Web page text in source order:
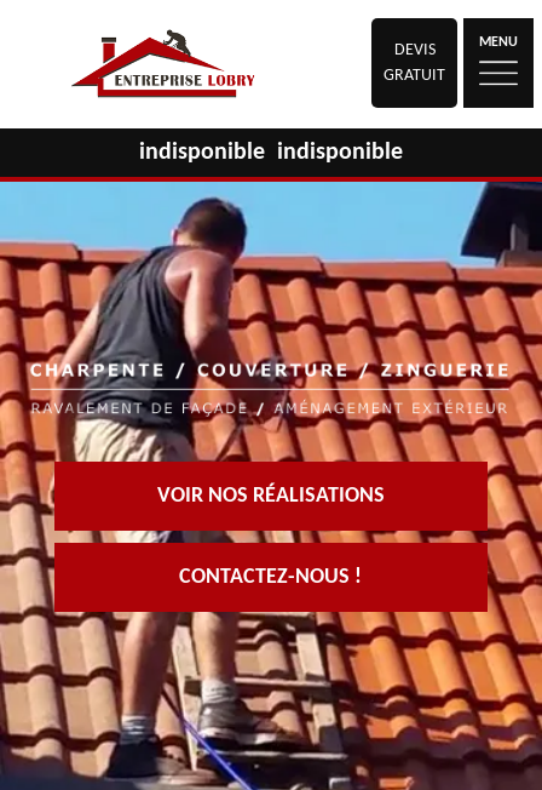
DEVIS
GRATUIT
MENU
indisponible indisponible
VOIR NOS RÉALISATIONS
CONTACTEZ-NOUS !